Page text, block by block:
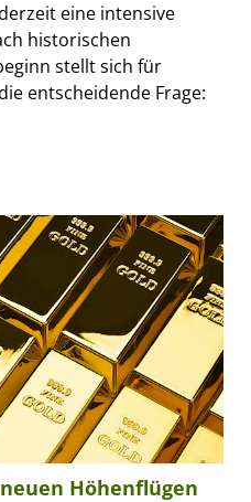
eine intensive
historischen
stellt sich für
entscheidende Frage:
Höhenflügen